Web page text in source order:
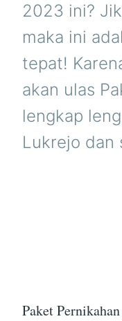
2023 ini?
maka ini
tepat!
akan ulas
lengkap
Lukrejo dan
Paket